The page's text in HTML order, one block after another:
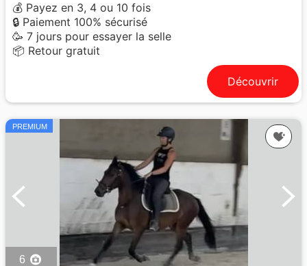
💰 Payez en 3, 4 ou 10 fois
🔒 Paiement 100% sécurisé
🥳 7 jours pour essayer la selle
📦 Retour gratuit
Découvrir
PREMIUM
6